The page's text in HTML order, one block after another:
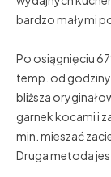
bardzo małymi
Po osiągnięciu
temp. od godziny
bliższa
garnek kocami i
min. mieszać
Druga metoda